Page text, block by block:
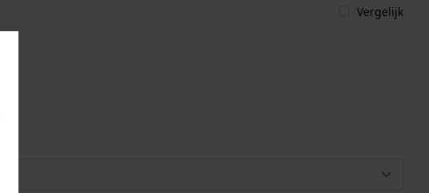
Vergelijk